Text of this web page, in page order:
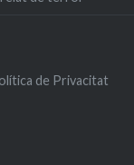
de Privacitat